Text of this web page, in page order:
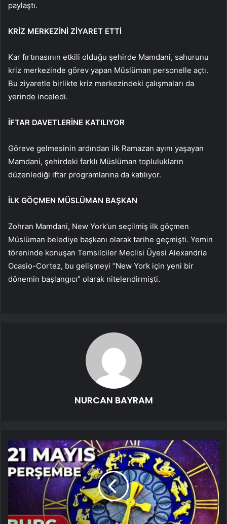
paylaştı.
KRİZ MERKEZİNİ ZİYARET ETTİ
Kar fırtınasının etkili olduğu şehirde Mamdani, sahurunu
kriz merkezinde görev yapan Müslüman personelle açtı.
Bu ziyaretle birlikte kriz merkezindeki çalışmaları da
yerinde inceledi.
İFTAR DAVETLERİNE KATILIYOR
Göreve gelmesinin ardından ilk Ramazan ayını yaşayan
Mamdani, şehirdeki farklı Müslüman toplulukların
düzenlediği iftar programlarına da katılıyor.
İLK GÖÇMEN MÜSLÜMAN BAŞKAN
Zohran Mamdani, New York’un seçilmiş ilk göçmen
Müslüman belediye başkanı olarak tarihe geçmişti. Yemin
töreninde konuşan Temsilciler Meclisi Üyesi Alexandria
Ocasio-Cortez, bu gelişmeyi “New York için yeni bir
dönemin başlangıcı” olarak nitelendirmişti.
NURCAN BAYRAM